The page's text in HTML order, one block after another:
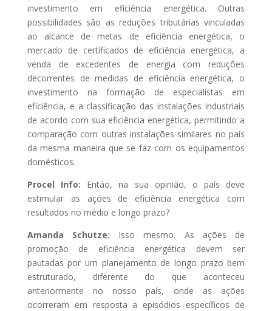
investimento em eficiência energética. Outras
possibilidades são as reduções tributárias vinculadas
ao alcance de metas de eficiência energética, o
mercado de certificados de eficiência energética, a
venda de excedentes de energia com reduções
decorrentes de medidas de eficiência energética, o
investimento na formação de especialistas em
eficiência, e a classificação das instalações industriais
de acordo com sua eficiência energética, permitindo a
comparação com outras instalações similares no país
da mesma maneira que se faz com os equipamentos
domésticos.
Procel Info: Então, na sua opinião, o país deve
estimular as ações de eficiência energética com
resultados no médio e longo prazo?
Amanda Schutze: Isso mesmo. As ações de
promoção de eficiência energética devem ser
pautadas por um planejamento de longo prazo bem
estruturado, diferente do que aconteceu
anteriormente no nosso país, onde as ações
ocorreram em resposta a episódios específicos de